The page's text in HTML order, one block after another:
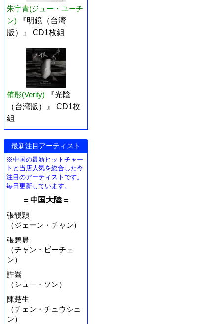
朱宇青(ジュー・ユーチ
ン)
『明鏡（台湾
版）』 CD1枚組
侑彤(Verity)
『光陰
（台湾版）』 CD1枚
組
最新注目アーティスト
※中国の最新ヒットチャー
トと当店人気を総合した今
注目のアーティストです。
毎日更新しています。
= 中国大陸 =
張靚穎
（ジェーン・チャン）
張碧晨
（チャン・ビーチェ
ン）
許嵩
（シュー・ソン）
陳楚生
（チェン・チュウシェ
ン）